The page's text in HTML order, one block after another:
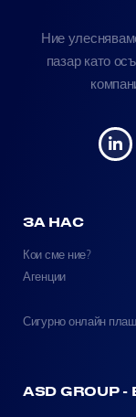
Ние
пазар като
ЗА НАС
Кои сме ние?
Агенции
Сигурно онлайн
ASD GROUP